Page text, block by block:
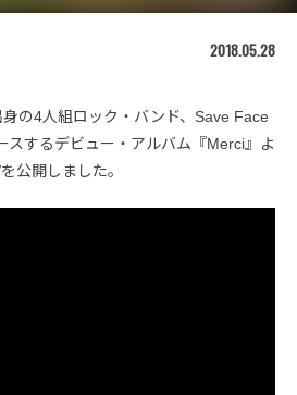
2018.05.28
の4人組ロック・バンド、Save Face
スするデビュー・アルバム『Merci』よ
公開しました。